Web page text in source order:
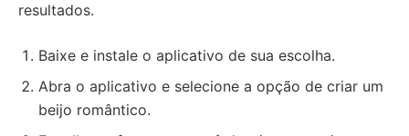
resultados.
Baixe e instale o aplicativo de sua escolha.
Abra o aplicativo e selecione a opção de criar um
beijo romântico.